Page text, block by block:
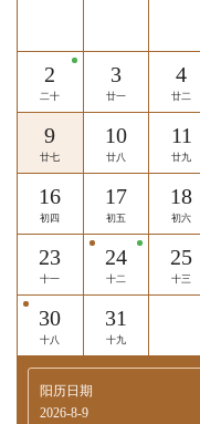
2
二十
3
廿一
4
廿二
9
廿七
10
廿八
11
廿九
16
初四
17
初五
18
初六
23
十一
24
十二
25
十三
30
十八
31
十九
阳历日期
2026-8-9